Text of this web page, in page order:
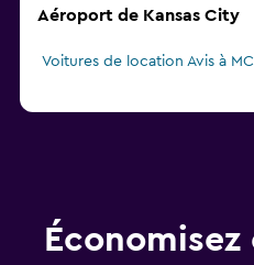
Aéroport de Kansas City
Voitures de location Avis à MCI